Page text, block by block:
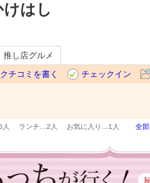
はし
推し店グルメ
クチコミを書く
チェックイン
人 ランチ… 2人 お気に入り… 1人 全